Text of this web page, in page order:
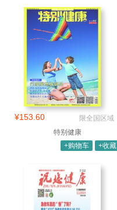
¥153.60
限全国区域
特别健康
+购物车
+收藏